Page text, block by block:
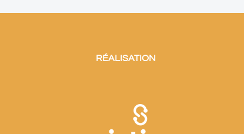
RÉALISATION